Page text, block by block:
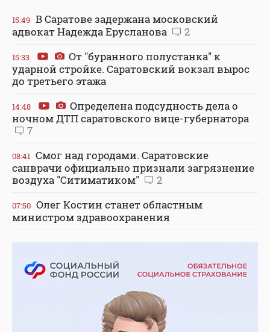
15:49 В Саратове задержана московский
адвокат Надежда Ерусланова
2
15:33
От "буранного полустанка" к
ударной стройке. Саратовский вокзал вырос
до третьего этажа
14:48
Определена подсудность дела о
ночном ДТП саратовского вице-губернатора
7
08:41 Смог над городами. Саратовские
санврачи официально признали загрязнение
воздуха "Ситиматиком"
2
07:50 Олег Костин станет областным
министром здравоохранения